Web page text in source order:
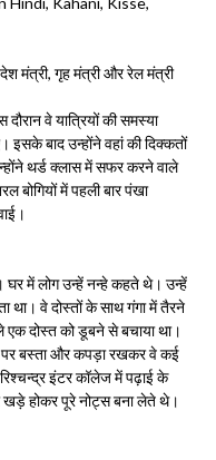
मंत्री, गृह मंत्री और रेल मंत्री
वे यात्रियों की समस्या
बाद उन्होंने वहां की दिक्कतों
थर्ड क्लास में सफर करने वाले
बोगियों में पहली बार पंखा
घर में लोग उन्हें नन्हे कहते थे। उन्हें
था। वे दोस्तों के साथ गंगा में तैरने
दोस्‍त को डूबने से बचाया था।
पर बस्ता और कपड़ा रखकर वे कई
इंटर कॉलेज में पढ़ाई के
होकर पूरे नोट्स बना लेते थे।